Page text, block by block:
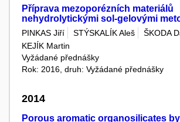
Příprava mezoporézních materiálů
nehydrolytickými sol-gelovými
PINKAS Jiří STÝSKALÍK Aleš
ŠKODA
KEJÍK Martin
Vyžádané přednášky
Rok: 2016, druh: Vyžádané přednášky
2014
Porous aromatic organosilicates